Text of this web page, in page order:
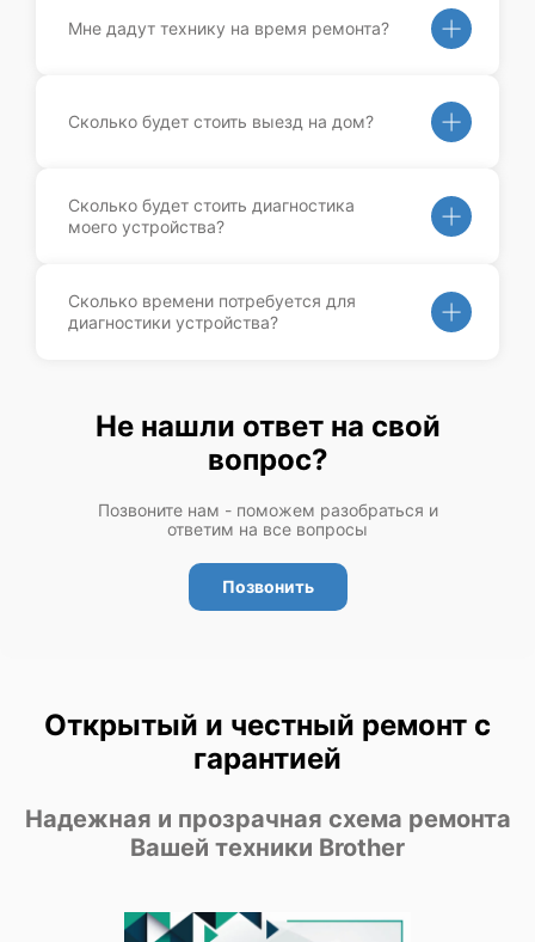
Мне дадут технику на время ремонта?
Сколько будет стоить выезд на дом?
Сколько будет стоить диагностика
моего устройства?
Сколько времени потребуется для
диагностики устройства?
Не нашли ответ на свой
вопрос?
Позвоните нам - поможем разобраться и
ответим на все вопросы
Позвонить
Открытый и честный ремонт с
гарантией
Надежная и прозрачная схема ремонта
Вашей техники Brother